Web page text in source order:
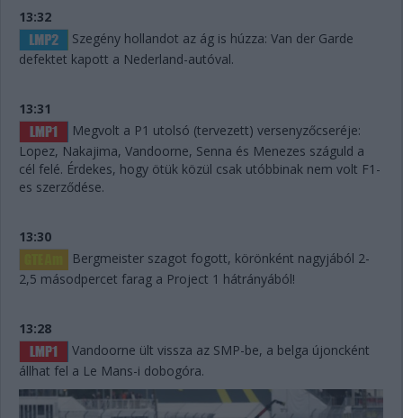
13:32
Szegény hollandot az ág is húzza: Van der Garde
defektet kapott a Nederland-autóval.
13:31
Megvolt a P1 utolsó (tervezett) versenyzőcseréje:
Lopez, Nakajima, Vandoorne, Senna és Menezes száguld a
cél felé. Érdekes, hogy ötük közül csak utóbbinak nem volt F1-
es szerződése.
13:30
Bergmeister szagot fogott, körönként nagyjából 2-
2,5 másodpercet farag a Project 1 hátrányából!
13:28
Vandoorne ült vissza az SMP-be, a belga újoncként
állhat fel a Le Mans-i dobogóra.